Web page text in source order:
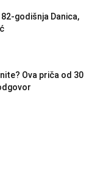
godišnja Danica,
Ova priča od 30